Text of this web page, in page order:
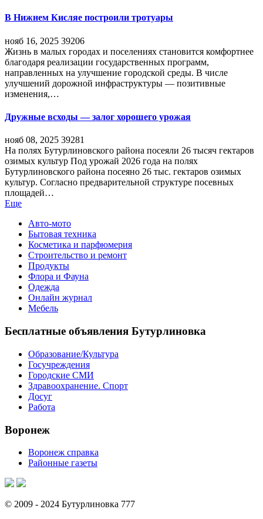
В Нижнем Кисляе построили тротуары
нояб 16, 2025 39206
Жизнь в малых городах и поселениях становится комфортнее
благодаря реализации государственных программ,
направленных на улучшение городской среды. В числе
улучшений дорожной инфраструктуры — позитивные
изменения,…
Дружные всходы — залог хорошего урожая
нояб 08, 2025 39281
На полях Бутурлиновского района посеяли 26 тысяч гектаров
озимых культур Под урожай 2026 года на полях
Бутурлиновского района посеяно 26 тыс. гектаров озимых
культур. Согласно предварительной структуре посевных
площадей…
Еще
Авто-мото
Бытовая техника
Косметика и парфюмерия
Строительство и ремонт
Продукты
Флора и Фауна
Одежда
Онлайн журнал
Мебель
Бесплатные объявления Бутурлиновка
Образование/Культура
Госучреждения
Городские СМИ
Здравоохранение. Спорт
Досуг
Работа
Воронеж
Воронеж справка
Районные газеты
© 2009 - 2024 Бутурлиновка 777